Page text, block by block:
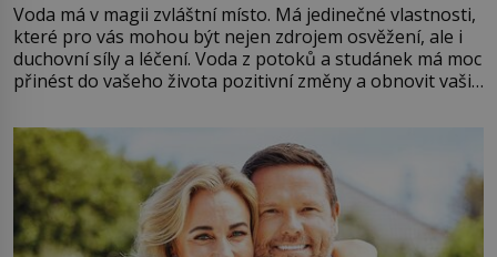
Voda má v magii zvláštní místo. Má jedinečné vlastnosti,
které pro vás mohou být nejen zdrojem osvěžení, ale i
duchovní síly a léčení. Voda z potoků a studánek má moc
přinést do vašeho života pozitivní změny a obnovit vaši
můžete obohatit své rituály a přinést do svého života
větší harmonii a klid. Je důležité